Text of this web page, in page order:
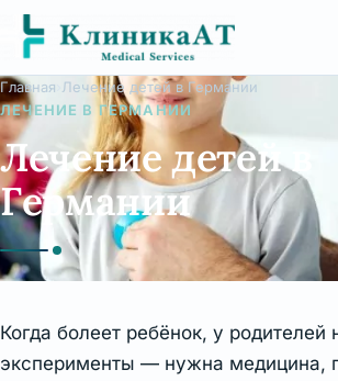
Перейти
содержимому
Главная Лечение детей в Германии
ЛЕЧЕНИЕ В ГЕРМАНИИ
Лечение детей в
Германии
Когда болеет ребёнок, у родителей
эксперименты — нужна медицина,